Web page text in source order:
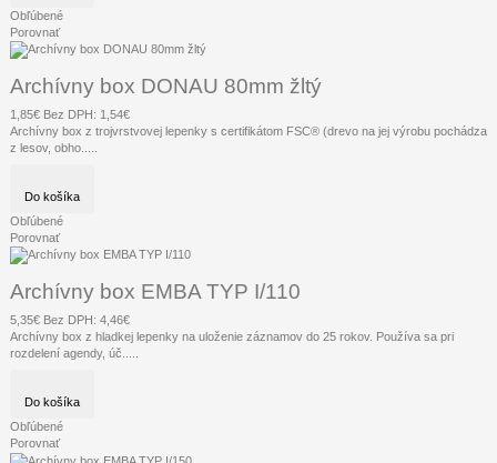
Obľúbené
Porovnať
Archívny box DONAU 80mm žltý
1,85€ Bez DPH: 1,54€
Archívny box z trojvrstvovej lepenky s certifikátom FSC® (drevo na jej výrobu pochádza
z lesov, obho.....
Do košíka
Obľúbené
Porovnať
Archívny box EMBA TYP I/110
5,35€ Bez DPH: 4,46€
Archívny box z hladkej lepenky na uloženie záznamov do 25 rokov. Používa sa pri
rozdelení agendy, úč.....
Do košíka
Obľúbené
Porovnať